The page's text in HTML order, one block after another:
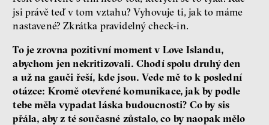
jsi právě teď v tom vztahu? Vyhovuje ti, jak to máme
nastavené? Zkrátka pravidelný check-in.
To je zrovna pozitivní moment v Love Islandu,
abychom jen nekritizovali. Chodí spolu druhý den
a už na gauči řeší, kde jsou. Vede mě to k poslední
otázce: Kromě otevřené komunikace, jak by podle
tebe měla vypadat láska budoucnosti? Co by sis
přála, aby z té současné zůstalo, co by naopak mělo